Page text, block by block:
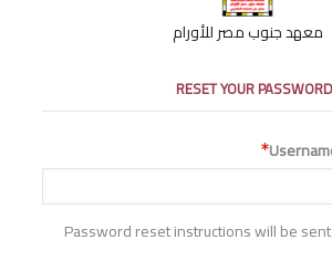
معهد جنوب مصر للأورام
RESET YOUR PASSWORD
Password reset instructions will be